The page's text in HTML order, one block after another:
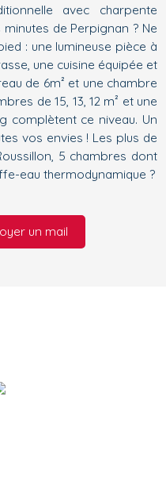
avec charpente
de Perpignan ? Ne
: une lumineuse pièce à
une cuisine équipée et
de 6m² et une chambre
de 15, 13, 12 m² et une
complètent ce niveau. Un
vos envies ! Les plus de
5 chambres dont
eau thermodynamique ?
un mail